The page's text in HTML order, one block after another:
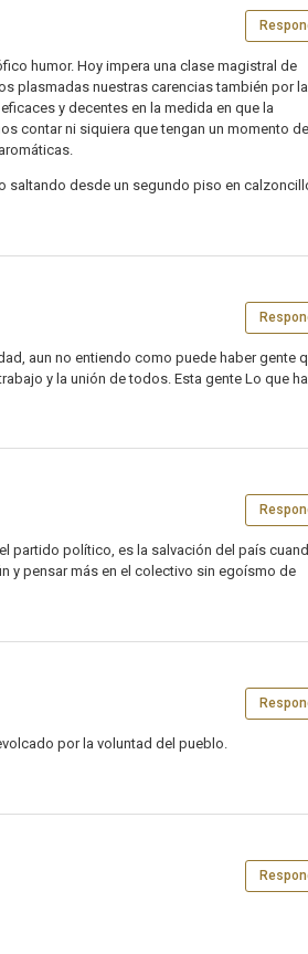
humor. Hoy impera una clase magistral de
plasmadas nuestras carencias también por la
y decentes en la medida en que la
contar ni siquiera que tengan un momento de
saltando desde un segundo piso en
aun no entiendo como puede haber gente
y la unión de todos. Esta gente Lo que ha
partido político, es la salvación del país
y pensar más en el colectivo sin egoísmo de
por la voluntad del pueblo.